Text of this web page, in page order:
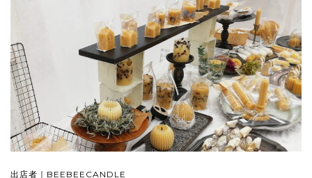
出店者｜BEEBEECANDLE